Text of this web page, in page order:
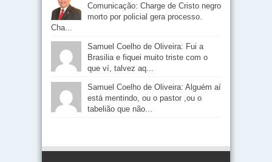
Comunicação: Charge de Cristo negro
morto por policial gera processo.
Cha...
Samuel Coelho de Oliveira: Fui a
Brasilia e fiquei muito triste com o
que ví, talvez aq...
Samuel Coelho de Oliveira: Alguém aí
está mentindo, ou o pastor ,ou o
tabelião que não...